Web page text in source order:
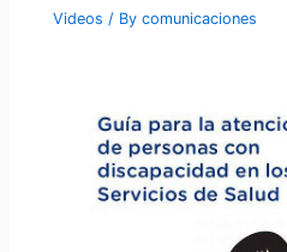
Videos / Bycomunicaciones